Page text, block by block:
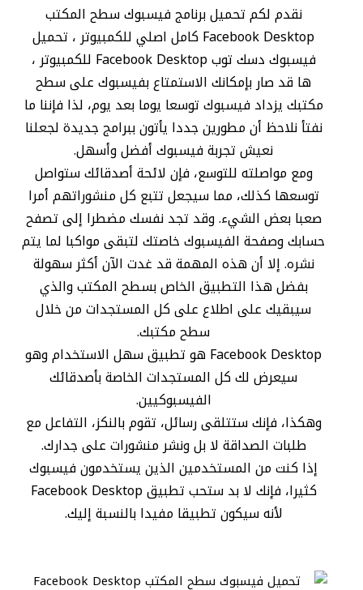
نقدم لكم تحميل برنامج فيسبوك سطح المكتب
Facebook Desktop كامل اصلي للكمبيوتر ، تحميل
فيسبوك دسك توب Facebook Desktop للكمبيوتر ،
ها قد صار بإمكانك الاستمتاع بفيسبوك على سطح
مكتبك يزداد فيسبوك توسعا يوما بعد يوم، لذا فإننا ما
نفتأ نلاحظ أن مطورين جددا يأتون ببرامج جديدة لجعلنا
نعيش تجربة فيسبوك أفضل وأسهل.
ومع مواصلته للتوسع، فإن لائحة أصدقائك ستواصل
توسعها كذلك، مما سيجعل تتبع كل منشوراتهم أمرا
صعبا بعض الشيء. وقد تجد نفسك مضطرا إلى تصفح
حسابك وصفحة الفيسبوك خاصتك لتبقى مواكبا لما يتم
نشره. إلا أن هذه المهمة قد غدت الآن أكثر سهولة
بفضل هذا التطبيق الخاص بسطح المكتب والذي
سيبقيك على اطلاع على كل المستجدات من خلال
سطح مكتبك.
Facebook Desktop هو تطبيق سهل الاستخدام وهو
سيعرض لك كل المستجدات الخاصة بأصدقائك
الفيسبوكيين.
وهكذا، فإنك ستتلقى رسائل، تقوم بالنكز، التفاعل مع
طلبات الصداقة لا بل ونشر منشورات على جدارك.
إذا كنت من المستخدمين الذين يستخدمون فيسبوك
كثيرا، فإنك لا بد ستحب تطبيق Facebook Desktop
لأنه سيكون تطبيقا مفيدا بالنسبة إليك.